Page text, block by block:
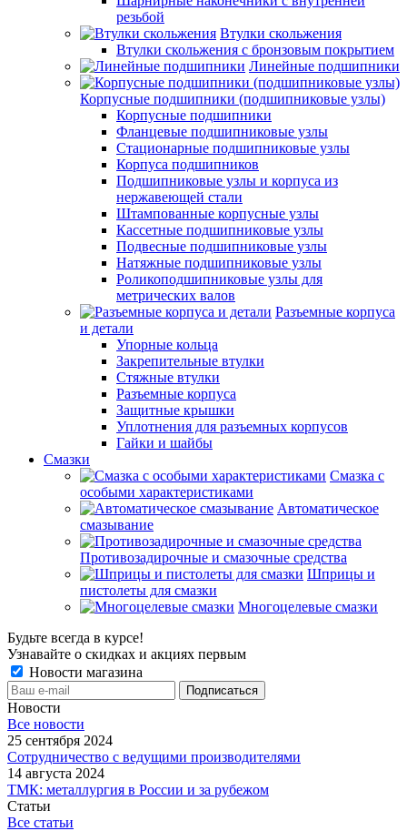
резьбой
Втулки скольжения
Втулки скольжения с бронзовым покрытием
Линейные подшипники
Корпусные подшипники (подшипниковые узлы)
Корпусные подшипники
Фланцевые подшипниковые узлы
Стационарные подшипниковые узлы
Корпуса подшипников
Подшипниковые узлы и корпуса из
нержавеющей стали
Штампованные корпусные узлы
Кассетные подшипниковые узлы
Подвесные подшипниковые узлы
Натяжные подшипниковые узлы
Роликоподшипниковые узлы для
метрических валов
Разъемные корпуса
и детали
Упорные кольца
Закрепительные втулки
Стяжные втулки
Разъемные корпуса
Защитные крышки
Уплотнения для разъемных корпусов
Гайки и шайбы
Смазки
Смазка с
особыми характеристиками
Автоматическое
смазывание
Противозадирочные и смазочные средства
Шприцы и
пистолеты для смазки
Многоцелевые смазки
Будьте всегда в курсе!
Узнавайте о скидках и акциях первым
Новости магазина
Новости
Все новости
25 сентября 2024
Сотрудничество с ведущими производителями
14 августа 2024
ТМК: металлургия в России и за рубежом
Статьи
Все статьи